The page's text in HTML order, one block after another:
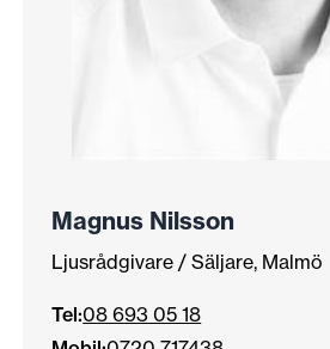
Magnus Nilsson
Ljusrådgivare / Säljare, Malmö
Tel:08 693 05 18